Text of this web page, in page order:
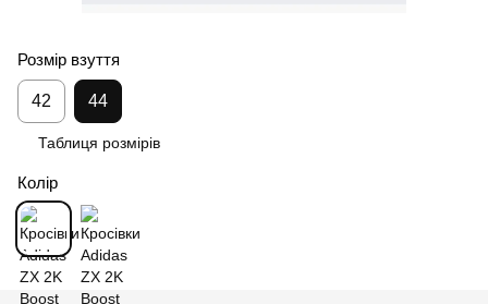
Розмір взуття
42 44
Таблиця розмірів
Колір